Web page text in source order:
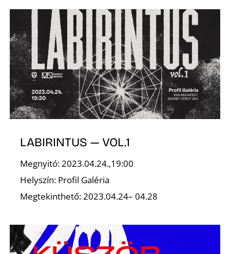
LABIRINTUS — VOL.1
Megnyitó: 2023.04.24.,19:00
Helyszín: Profil Galéria
Megtekinthető: 2023.04.24– 04.28